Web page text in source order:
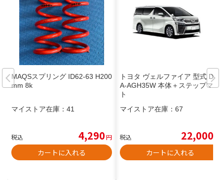
MAQSスプリング ID62-63 H200
mm 8k
マイストア在庫： 41
税込 4,290円
カートに入れる
トヨタ ヴェルファイア 型式 DB
A-AGH35W 本体＋ステップマッ
ト
マイストア在庫： 67
税込 22,000
カートに入れる